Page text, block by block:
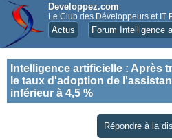
Developpez.com
Le Club des Développeurs et IT
Actus Forum Intelligence
Intelligence artificielle : Après
le taux d'adoption de
inférieur à 4,5 %
Répondre à la